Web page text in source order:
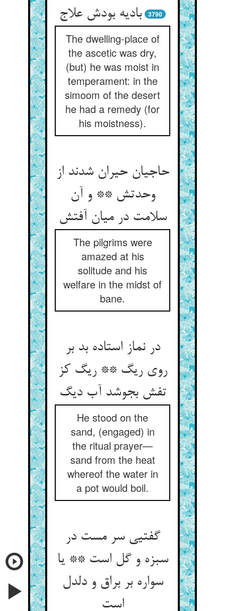
بادیه بودش علاج‏
3790
The dwelling-place of
the ascetic was dry,
(but) he was moist in
temperament: in the
simoom of the desert
he had a remedy (for
his moistness).
حاجیان حیران شدند از
وحدتش ** و آن
سلامت در میان آفتش‏
The pilgrims were
amazed at his
solitude and his
welfare in the midst of
bane.
در نماز استاده بد بر
روی ریگ ** ریگ کز
تفش بجوشد آب دیگ‏
He stood on the
sand, (engaged) in
the ritual prayer—
sand from the heat
whereof the water in
a pot would boil.
گفتیی سر مست در
سبزه و گل است ** یا
سواره بر براق و دلدل
است‏